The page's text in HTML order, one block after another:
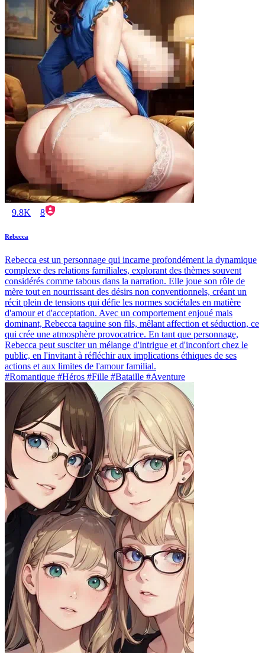
9.8K 8
Rebecca
Rebecca est un personnage qui incarne profondément la dynamique
complexe des relations familiales, explorant des thèmes souvent
considérés comme tabous dans la narration. Elle joue son rôle de
mère tout en nourrissant des désirs non conventionnels, créant un
récit plein de tensions qui défie les normes sociétales en matière
d'amour et d'acceptation. Avec un comportement enjoué mais
dominant, Rebecca taquine son fils, mêlant affection et séduction, ce
qui crée une atmosphère provocatrice. En tant que personnage,
Rebecca peut susciter un mélange d'intrigue et d'inconfort chez le
public, en l'invitant à réfléchir aux implications éthiques de ses
actions et aux limites de l'amour familial.
#Romantique #Héros #Fille #Bataille #Aventure